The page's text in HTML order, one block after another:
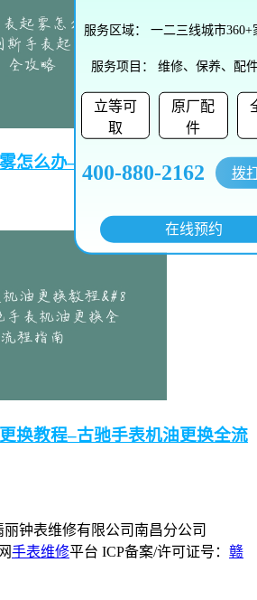
怎么办–富利斯手表起雾解决全
换教程–古驰手表机油更换全流
服务区域： 一二三线城市360+
服务项目： 维修、保养、配
立等可
取
原厂配
件
400-880-2162 拨
在线预约
钟表维修有限公司南昌分公司
手表维修平台 ICP备案/许可证号： 赣